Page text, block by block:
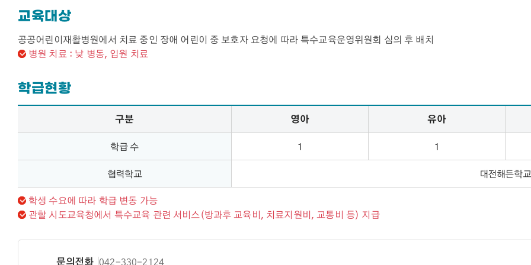
교육대상
공공어린이재활병원에서 치료 중인 장애 어린이 중 보호자 요청에 따라 특수교육운영위원회 심의 후 배치
병원 치료 : 낮 병동, 입원 치료
학급현황
학급현황 – 구분, 영아, 유아, 초등, 중·고등 정보 제공
구분 영아 유아
학급 수 1 1
협력학교
대전해든학교
학생 수요에 따라 학급 변동 가능​
관할 시도교육청에서 특수교육 관련 서비스(방과후 교육비, 치료지원비, 교통비 등) 지급
문의전화 042-330-2124